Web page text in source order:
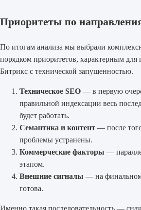
Приоритеты по
По итогам анализа мы выбрали
порядком приоритетов, характерным для
Битрикс с технической запущенностью.
Техническое SEO — в первую
правильной индексации весь
будет работать.
Семантика и контент — после
проблемы устранены.
Коммерческие факторы —
этапом.
Внешние сигналы — на финальном
готова.